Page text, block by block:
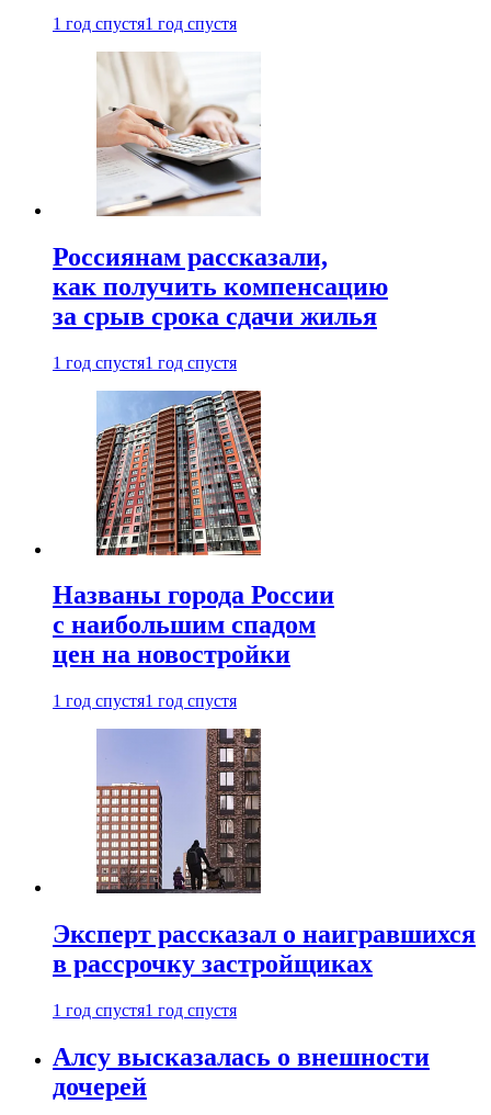
1 год спустя1 год спустя
Россиянам рассказали,
как получить компенсацию
за срыв срока сдачи жилья
1 год спустя1 год спустя
Названы города России
с наибольшим спадом
цен на новостройки
1 год спустя1 год спустя
Эксперт рассказал о наигравшихся
в рассрочку застройщиках
1 год спустя1 год спустя
Алсу высказалась о внешности
дочерей